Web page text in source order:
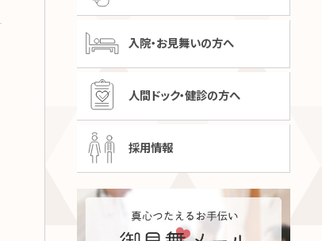
入院・お見舞いの方へ
人間ドック・健診の方へ
採用情報